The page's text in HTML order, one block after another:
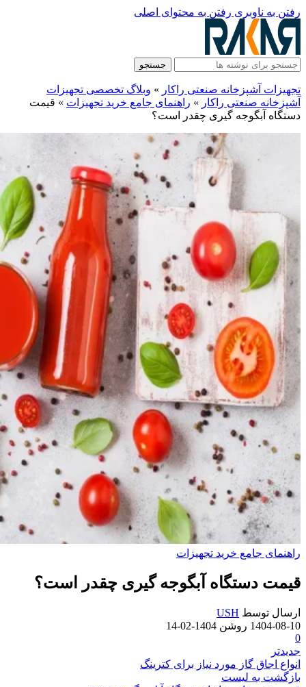
رفتن به ناوبری رفتن به محتوای اصلی
جستجو
تجهیزات آشپزخانه صنعتی راکار » وبلاگ تخصصی تجهیزات
آشپزخانه صنعتی راکار » راهنمای جامع خرید تجهیزات » قیمت
دستگاه آبگوجه گیری چقدر است؟
راهنمای جامع خرید تجهیزات
قیمت دستگاه آبگوجه گیری چقدر است؟
ارسال توسط USH
1404-08-10 روشن 1404-02-14
0
جدیدتر
انواع اجاق گاز مورد نیاز برای کترینگ
بازگشت به لیست